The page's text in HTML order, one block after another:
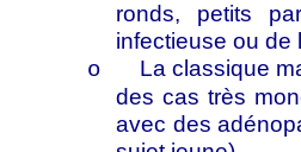
ronds, petits
infectieuse ou de
o
La classique
des cas très
avec des